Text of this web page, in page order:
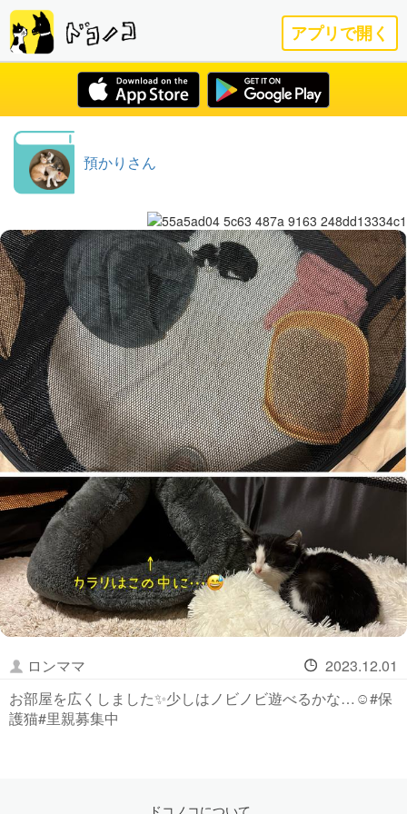
アプリで開く
預かりさん
ロンママ
2023.12.01
お部屋を広くしました✨少しはノビノビ遊べるかな…☺️#保
護猫#里親募集中